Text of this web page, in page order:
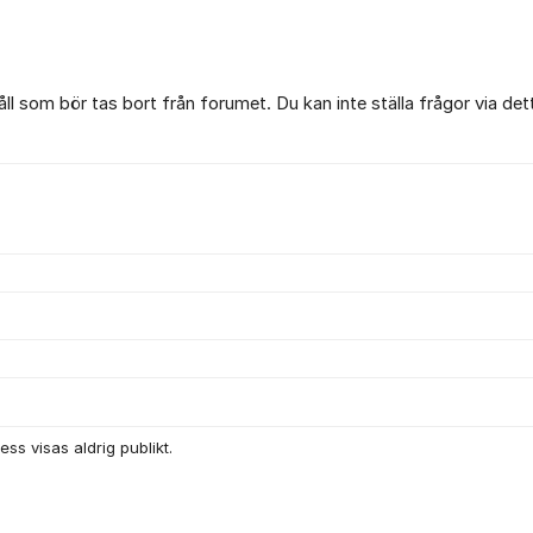
som bör tas bort från forumet. Du kan inte ställa frågor via
visas aldrig publikt.